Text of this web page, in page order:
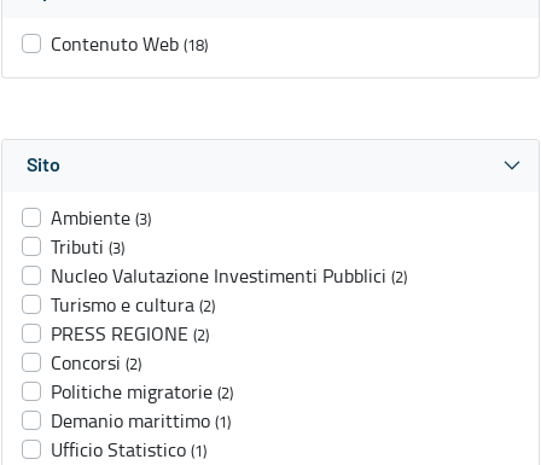
Contenuto Web (18)
Sito
Ambiente (3)
Tributi (3)
Nucleo Valutazione Investimenti Pubblici (2)
Turismo e cultura (2)
PRESS REGIONE (2)
Concorsi (2)
Politiche migratorie (2)
Demanio marittimo (1)
Ufficio Statistico (1)